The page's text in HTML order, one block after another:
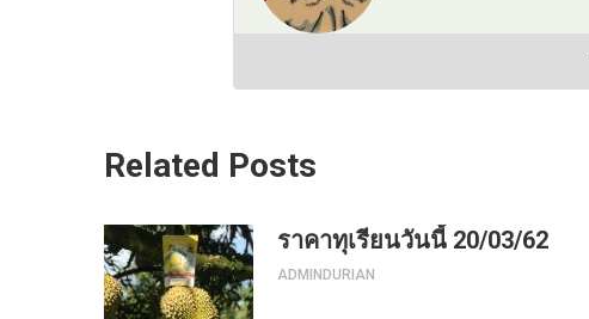
Related Posts
ราคาทุเรียนวันนี้ 20/03/62
ADMINDURIAN